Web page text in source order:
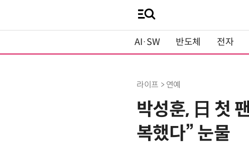
AI·SW 반도체 전자
라이프 > 연예
박성훈, 日 첫
복했다” 눈물